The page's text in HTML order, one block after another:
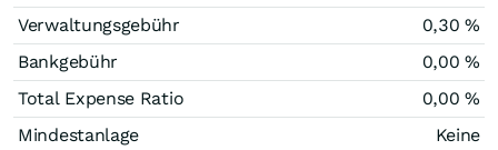
Verwaltungsgebühr
0,30 %
Bankgebühr
0,00 %
Total Expense Ratio
0,00 %
Mindestanlage
Keine